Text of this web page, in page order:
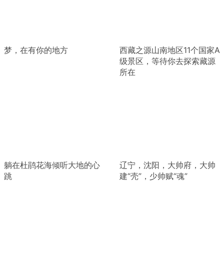
梦，在有你的地方
西藏之源山南地区11个国家A
级景区，等待你去探索藏源
所在
躺在杜鹃花海倾听大地的心
跳
辽宁，沈阳，大帅府，大帅
建“壳”，少帅赋“魂”